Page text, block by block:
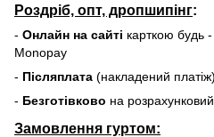
Роздріб, опт, дропшипінг:
- Онлайн на сайті карткою будь
Monopay
- Післяплата (накладений платіж)
- Безготівково на
Замовлення гуртом: